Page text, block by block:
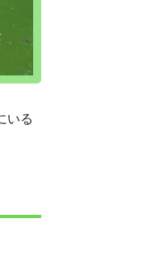
いる